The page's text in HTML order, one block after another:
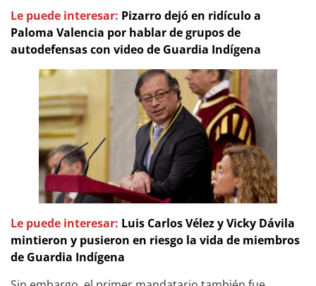
Le puede interesar: Pizarro dejó en ridículo a
Paloma Valencia por hablar de grupos de
autodefensas con video de Guardia Indígena
Le puede interesar: Luis Carlos Vélez y Vicky Dávila
mintieron y pusieron en riesgo la vida de miembros
de Guardia Indígena